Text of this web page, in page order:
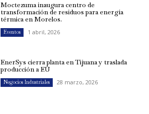
Moctezuma inaugura centro de
transformación de residuos para energía
térmica en Morelos.
Eventos 1 abril, 2026
EnerSys cierra planta en Tijuana y traslada
producción a EU
Negocios Industriales 28 marzo, 2026